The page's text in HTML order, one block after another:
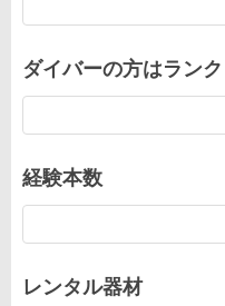
ダイバーの方はランク
経験本数
レンタル器材